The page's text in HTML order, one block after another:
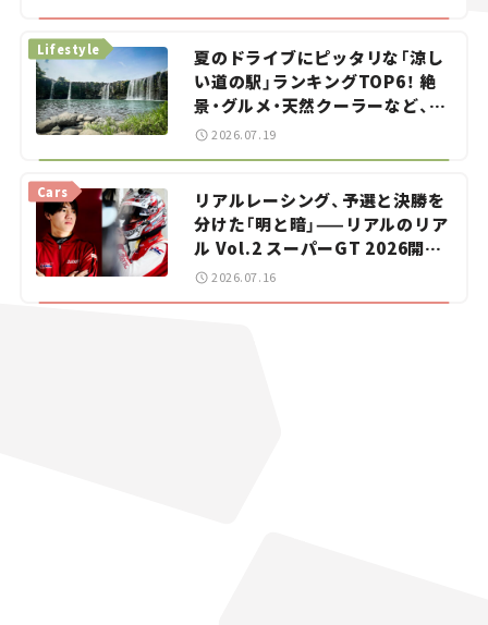
夏のドライブにピッタリな「涼し
い道の駅」ランキングTOP6！ 絶
景・グルメ・天然クーラーなど、避
暑におすすめのスポットを紹介
Lifestyle
2026.07.19
リアルレーシング、予選と決勝を
分けた「明と暗」——リアルのリア
ル Vol.2 スーパーGT 2026開幕
戦 岡山国際サーキット
Cars
2026.07.16